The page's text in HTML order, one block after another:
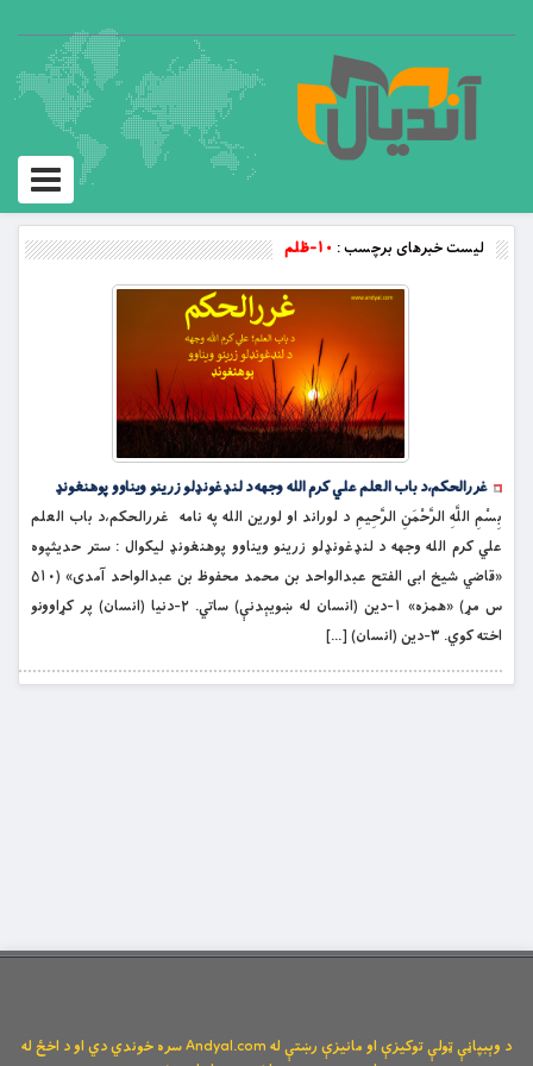
Toggle
لیست خبرهای برچسب : ۱۰-ظلم
غررالحکم،د باب العلم علي کرم الله وجهه د لنډغونډلو زرینو ویناوو پوهنغونډ
بِسْمِ اللَّهِ الرَّحْمَنِ الرَّحِيمِ د لوراند او لورین الله په نامه غررالحکم،د باب العلم
علي کرم الله وجهه د لنډغونډلو زرینو ویناوو پوهنغونډ لیکوال : ستر حدیثپوه
«قاضي شیخ ابی الفتح عبدالواحد بن محمد محفوظ بن عبدالواحد آمدی» (۵۱۰
س مړ) «همزه» ۱-دین (انسان له ښویېدنې) ساتي. ۲-دنیا (انسان) پر کړاوونو
اخته کوي. ۳-دین (انسان) […]
د وېبپاڼې ټولې توکیزې او مانیزې رښتې له Andyal.com سره خوندي دي او د اخځ له